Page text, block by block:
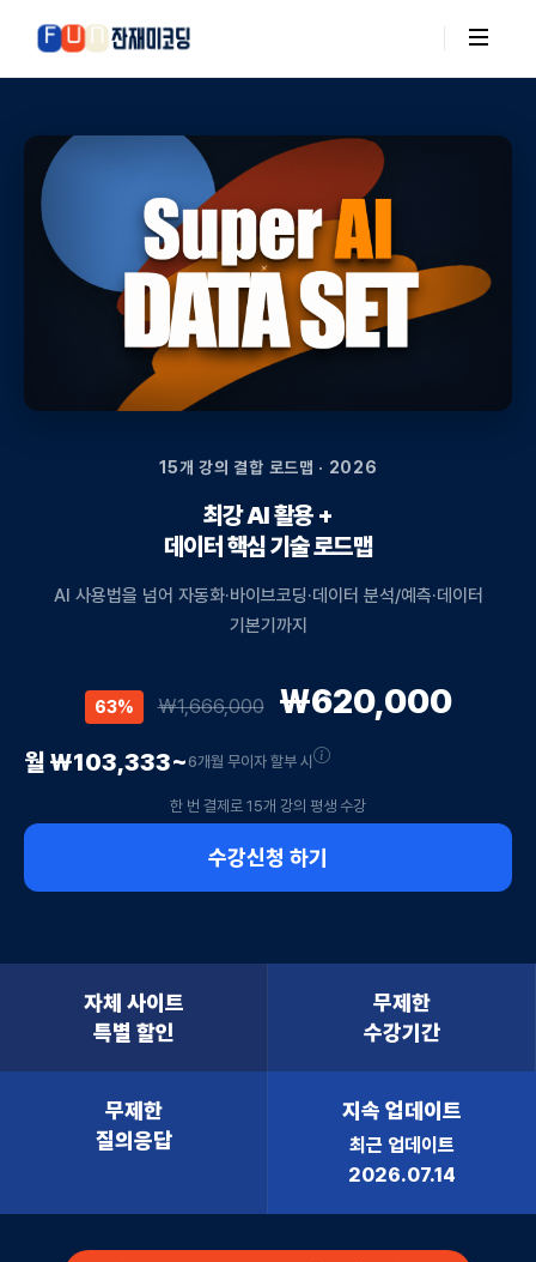
15개 강의 결합 로드맵 · 2026
최강 AI 활용 +
데이터 핵심 기술 로드맵
AI 사용법을 넘어 자동화·바이브코딩·데이터 분석/예측·데이터
기본기까지
63% ₩1,666,000 ₩620,000
월 ₩103,333~6개월 무이자 할부 시
한 번 결제로 15개 강의 평생 수강
수강신청 하기
자체 사이트
특별 할인
무제한
수강기간
무제한
질의응답
지속 업데이트
최근 업데이트
2026.07.14